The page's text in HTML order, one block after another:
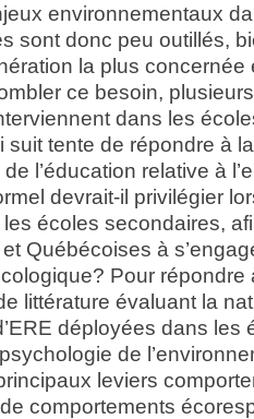
environnementaux
sont donc peu outillés,
la plus concernée
ce besoin,
dans les
suit tente de répondre à
l’éducation relative à
devrait-il privilégier
écoles secondaires,
Québécoises à
Pour répondre
littérature évaluant la
déployées dans les
de
leviers
comportements